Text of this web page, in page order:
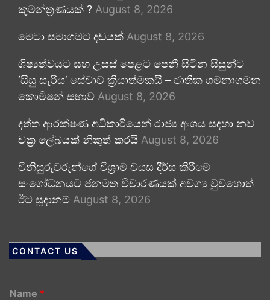
කුමන්ත්‍රණයක් ? August 8, 2026
මෙටා සමාගමට දඩයක් August 8, 2026
ශිෂ්‍යත්වයට සහ උසස් පෙළට පෙනී සිටින සිසුන්ට
‘සිසු සැරිය’ සේවාව ක්‍රියාත්මකයි – ජාතික ගමනාගමන
කොමිෂන් සභාව August 8, 2026
දත්ත ආරක්ෂණ අධිකාරියෙන් රාජ්‍ය අංශය සඳහා නව
චක්‍ර ලේඛයක් නිකුත් කරයි August 8, 2026
විනිසුරුවරුන්ගේ විශ්‍රාම වයස දීර්ඝ කිරීමේ
සංශෝධනයට ජනමත විචාරණයක් අවශ්‍ය වුවහොත්
ඊට සූදානම් August 8, 2026
CONTACT US
Name *